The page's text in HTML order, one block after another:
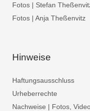
Fotos | Stefan
Fotos | Anja Theßenvitz
Hinweise
Haftungsausschluss
Urheberrechte
Nachweise | Fotos,